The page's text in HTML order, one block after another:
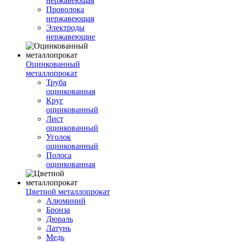
Проволока
нержавеющая
Электроды
нержавеющие
Оцинкованный
металлопрокат
Труба
оцинкованная
Круг
оцинкованный
Лист
оцинкованный
Уголок
оцинкованный
Полоса
оцинкованная
Цветной металлопрокат
Алюминий
Бронза
Дюраль
Латунь
Медь